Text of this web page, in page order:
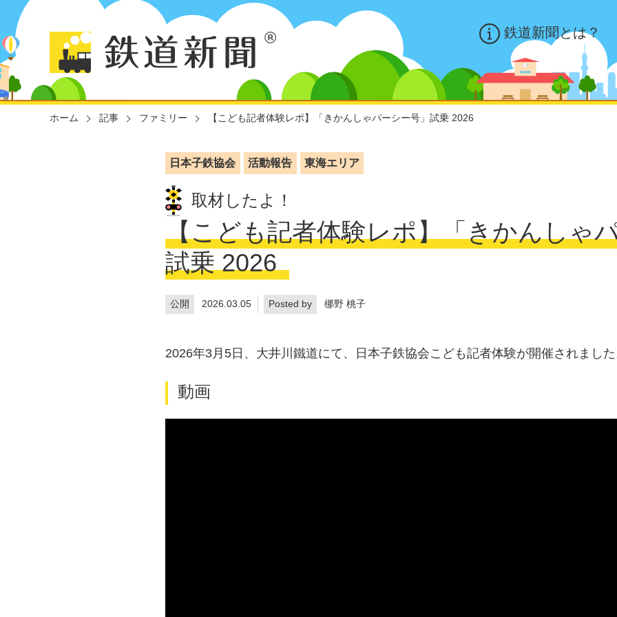
鉄道新聞とは？
ホーム 記事 ファミリー 【こども記者体験レポ】「きかんしゃパーシー号」試乗 2026
日本子鉄協会 活動報告 東海エリア
取材したよ！
【こども記者体験レポ】「きかんしゃ
試乗 2026
公開 2026.03.05 Posted by 梛野 桃子
2026年3月5日、大井川鐵道にて、日本子鉄協会こども記者体験が開催されまし
動画